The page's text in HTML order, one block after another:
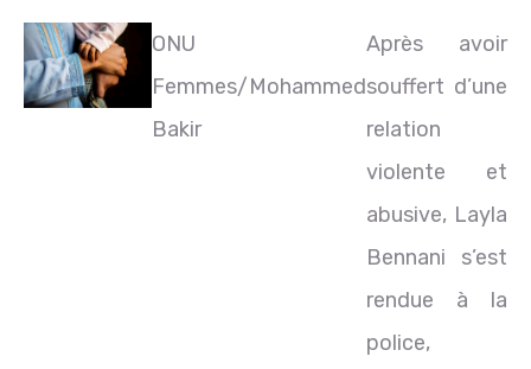
ONU
Femmes/Mohammed
Bakir
Après avoir
souffert d’une
relation
violente et
abusive, Layla
Bennani s’est
rendue à la
police,